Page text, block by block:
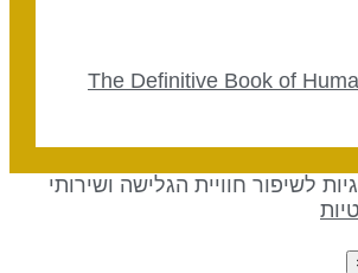
The Definitive Book of
לשיפור חוויית הגלישה ושירותי